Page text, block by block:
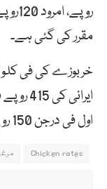
مقرر کی گئی ہے۔
اول فی درجن 150 روپے میں فروخت ہو رہا ہے۔
Chicken rates